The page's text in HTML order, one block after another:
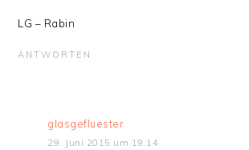
LG – Rabin
ANTWORTEN
glasgefluester
29. Juni 2015 um 19:14